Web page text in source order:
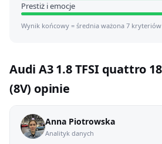
Prestiż i emocje
Wynik końcowy = średnia ważona 7 kryteriów
Audi A3 1.8 TFSI quattro
(8V) opinie
Anna Piotrowska
Analityk danych